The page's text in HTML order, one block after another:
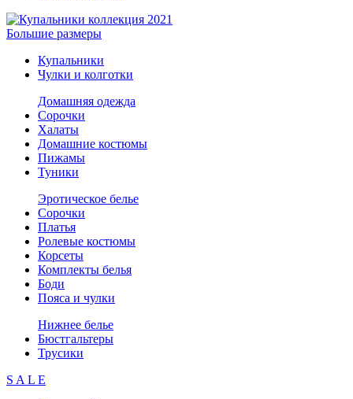
Большие размеры
Купальники
Чулки и колготки
Домашняя одежда
Сорочки
Халаты
Домашние костюмы
Пижамы
Туники
Эротическое белье
Сорочки
Платья
Ролевые костюмы
Корсеты
Комплекты белья
Боди
Пояса и чулки
Нижнее белье
Бюстгальтеры
Трусики
S A L E